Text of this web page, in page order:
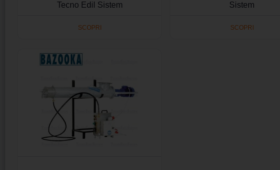
Tecno Edil Sistem
SCOPRI
Sistem
SCOPRI